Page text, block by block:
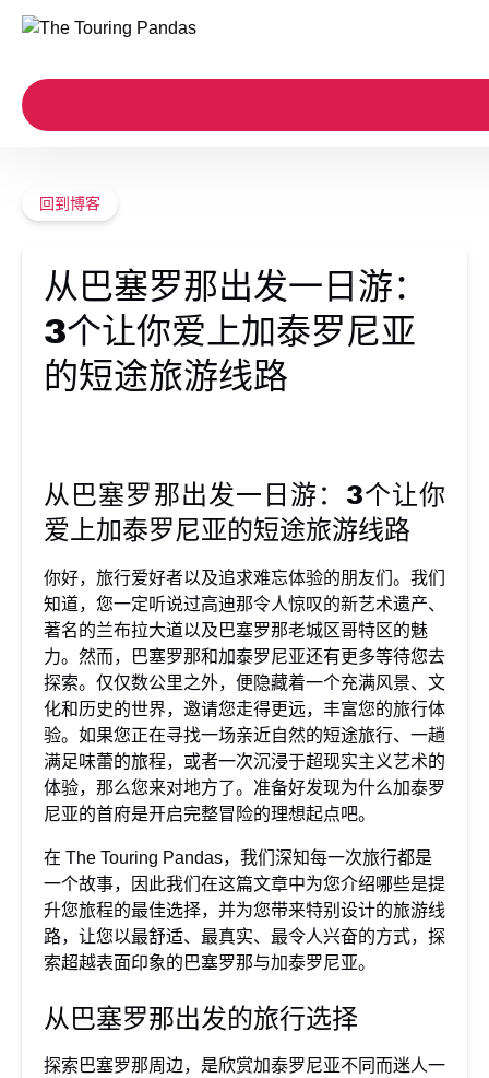
跳转到主导航
跳转到内容
跳转到注脚
回到博客
从巴塞罗那出发一日游：
3个让你爱上加泰罗尼亚
的短途旅游线路
从巴塞罗那出发一日游：3个让你
爱上加泰罗尼亚的短途旅游线路
你好，旅行爱好者以及追求难忘体验的朋友们。我们
知道，您一定听说过高迪那令人惊叹的新艺术遗产、
著名的兰布拉大道以及巴塞罗那老城区哥特区的魅
力。然而，巴塞罗那和加泰罗尼亚还有更多等待您去
探索。仅仅数公里之外，便隐藏着一个充满风景、文
化和历史的世界，邀请您走得更远，丰富您的旅行体
验。如果您正在寻找一场亲近自然的短途旅行、一趟
满足味蕾的旅程，或者一次沉浸于超现实主义艺术的
体验，那么您来对地方了。准备好发现为什么加泰罗
尼亚的首府是开启完整冒险的理想起点吧。
在 The Touring Pandas，我们深知每一次旅行都是
一个故事，因此我们在这篇文章中为您介绍哪些是提
升您旅程的最佳选择，并为您带来特别设计的旅游线
路，让您以最舒适、最真实、最令人兴奋的方式，探
索超越表面印象的巴塞罗那与加泰罗尼亚。
从巴塞罗那出发的旅行选择
探索巴塞罗那周边，是欣赏加泰罗尼亚不同而迷人一